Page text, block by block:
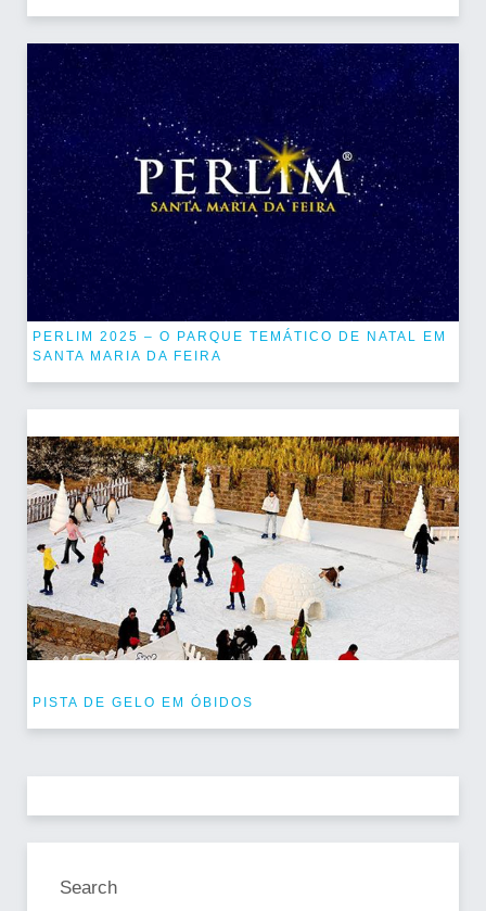
PERLIM 2025 – O PARQUE TEMÁTICO DE NATAL EM
SANTA MARIA DA FEIRA
PISTA DE GELO EM ÓBIDOS
Search